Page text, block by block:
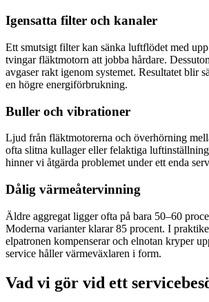
Igensatta filter och kanaler
Ett smutsigt filter kan sänka luftflödet med
tvingar fläktmotorn att jobba hårdare.
avgaser rakt igenom systemet. Resultatet blir
en högre energiförbrukning.
Buller och vibrationer
Ljud från fläktmotorerna och överhörning
ofta slitna kullager eller felaktiga
hinner vi åtgärda problemet under ett enda
Dålig värmeåtervinning
Äldre aggregat ligger ofta på bara 50–60
Moderna varianter klarar 85 procent. I
elpatronen kompenserar och elnotan kryper
service håller värmeväxlaren i form.
Vad vi gör vid ett